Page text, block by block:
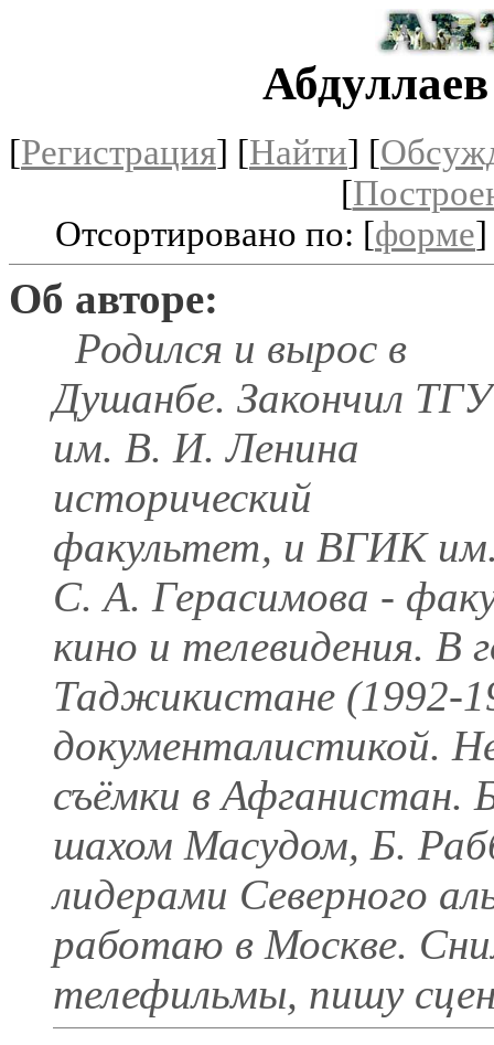
[Регистрация] [Найти] [
[
Отсортировано по: [форме
Об авторе:
Родился и вырос в
Душанбе. Закончил ТГУ
им. В. И. Ленина
исторический
факультет, и ВГИК
С. А. Герасимова -
кино и телевидения. В
Таджикистане (1992-
документалистикой.
съёмки в Афганистан.
шахом Масудом, Б.
лидерами Северного
работаю в Москве.
телефильмы, пишу